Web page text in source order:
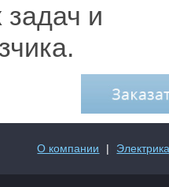
задач и
О компании |